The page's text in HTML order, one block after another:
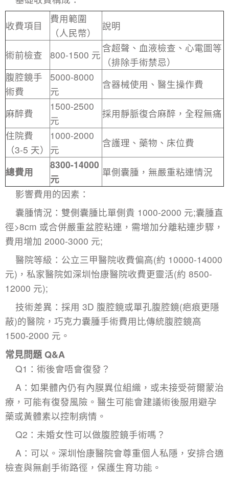
收費項目
費用範圍
（人民幣）
說明
術前檢查 800-1500 元
含超聲、血液檢查、心電圖等
（排除手術禁忌）
腹腔鏡手
術費
5000-8000
元
含器械使用、醫生操作費
麻醉費
1500-2500
元
採用靜脈復合麻醉，全程無痛
住院費
（3-5 天）
1000-2000
元
含護理、藥物、床位費
總費用
8300-14000
元
單側囊腫，無嚴重粘連情況
影響費用的因素：​
囊腫情況：雙側囊腫比單側貴 1000-2000 元;囊腫直
徑>8cm 或合併嚴重盆腔粘連，需增加分離粘連步驟，
費用增加 2000-3000 元;​
醫院等級：公立三甲醫院收費偏高(約 10000-14000
元)，私家醫院如深圳怡康醫院收費更靈活(約 8500-
12000 元);​
技術差異：採用 3D 腹腔鏡或單孔腹腔鏡(疤痕更隱
蔽)的醫院， 巧克力囊腫手術費用比傳統腹腔鏡高
1500-2000 元。
常見問題 Q&A
Q1：術後會唔會復發？
A：如果體內仍有內膜異位組織，或未接受荷爾蒙治
療，可能有復發風險。醫生可能會建議術後服用避孕
藥或黃體素以控制病情。
Q2：未婚女性可以做腹腔鏡手術嗎？
A：可以。深圳怡康醫院會尊重個人私隱，安排合適
檢查與無創手術路徑，保護生育功能。